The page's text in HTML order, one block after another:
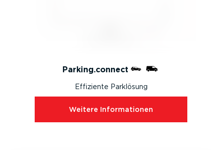
Parking.connect
Effiziente Parklösung
Weitere Infor­ma­tionen